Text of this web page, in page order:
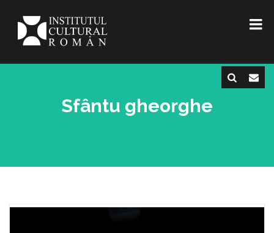
Sfântu gheorghe